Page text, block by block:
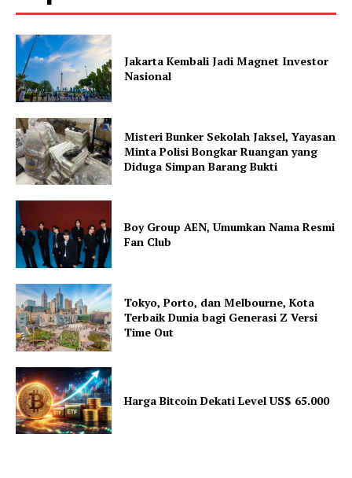
Jakarta Kembali Jadi Magnet Investor
Nasional
Misteri Bunker Sekolah Jaksel, Yayasan
Minta Polisi Bongkar Ruangan yang
Diduga Simpan Barang Bukti
Boy Group AEN, Umumkan Nama Resmi
Fan Club
Tokyo, Porto, dan Melbourne, Kota
Terbaik Dunia bagi Generasi Z Versi
Time Out
Harga Bitcoin Dekati Level US$ 65.000